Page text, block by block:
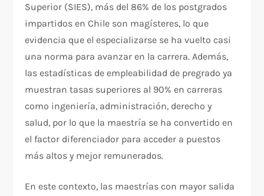
Superior (SIES), más del 86% de los postgrados
impartidos en Chile son magísteres, lo que
evidencia que el especializarse se ha vuelto casi
una norma para avanzar en la carrera. Además,
las estadísticas de empleabilidad de pregrado ya
muestran tasas superiores al 90% en carreras
como ingeniería, administración, derecho y
salud, por lo que la maestría se ha convertido en
el factor diferenciador para acceder a puestos
más altos y mejor remunerados.
En este contexto, las maestrías con mayor salida